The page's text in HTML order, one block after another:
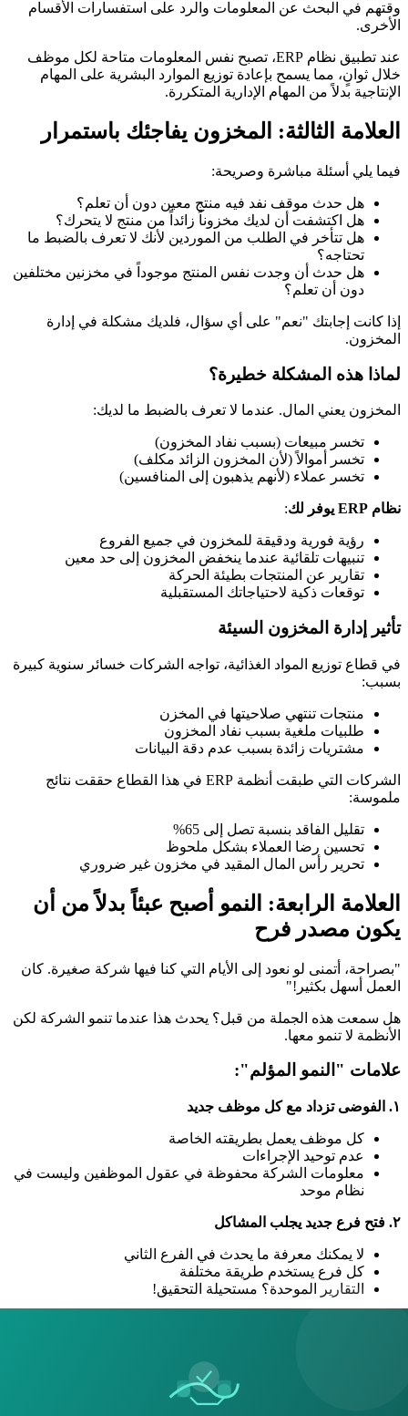
وقتهم في البحث عن المعلومات والرد على استفسارات الأقسام
الأخرى.
عند تطبيق نظام ERP، تصبح نفس المعلومات متاحة لكل موظف
خلال ثوانٍ، مما يسمح بإعادة توزيع الموارد البشرية على المهام
الإنتاجية بدلاً من المهام الإدارية المتكررة.
العلامة الثالثة: المخزون يفاجئك باستمرار
فيما يلي أسئلة مباشرة وصريحة:
هل حدث موقف نفد فيه منتج معين دون أن تعلم؟
هل اكتشفت أن لديك مخزوناً زائداً من منتج لا يتحرك؟
هل تتأخر في الطلب من الموردين لأنك لا تعرف بالضبط ما
تحتاجه؟
هل حدث أن وجدت نفس المنتج موجوداً في مخزنين مختلفين
دون أن تعلم؟
إذا كانت إجابتك "نعم" على أي سؤال، فلديك مشكلة في إدارة
المخزون.
لماذا هذه المشكلة خطيرة؟
المخزون يعني المال. عندما لا تعرف بالضبط ما لديك:
تخسر مبيعات (بسبب نفاد المخزون)
تخسر أموالاً (لأن المخزون الزائد مكلف)
تخسر عملاء (لأنهم يذهبون إلى المنافسين)
نظام ERP يوفر لك :
رؤية فورية ودقيقة للمخزون في جميع الفروع
تنبيهات تلقائية عندما ينخفض المخزون إلى حد معين
تقارير عن المنتجات بطيئة الحركة
توقعات ذكية لاحتياجاتك المستقبلية
تأثير إدارة المخزون السيئة
في قطاع توزيع المواد الغذائية، تواجه الشركات خسائر سنوية كبيرة
بسبب:
منتجات تنتهي صلاحيتها في المخزن
طلبيات ملغية بسبب نفاد المخزون
مشتريات زائدة بسبب عدم دقة البيانات
الشركات التي طبقت أنظمة ERP في هذا القطاع حققت نتائج
ملموسة:
تقليل الفاقد بنسبة تصل إلى 65%
تحسين رضا العملاء بشكل ملحوظ
تحرير رأس المال المقيد في مخزون غير ضروري
العلامة الرابعة: النمو أصبح عبئاً بدلاً من أن
يكون مصدر فرح
"بصراحة، أتمنى لو نعود إلى الأيام التي كنا فيها شركة صغيرة. كان
العمل أسهل بكثير!"
هل سمعت هذه الجملة من قبل؟ يحدث هذا عندما تنمو الشركة لكن
الأنظمة لا تنمو معها.
علامات "النمو المؤلم":
١. الفوضى تزداد مع كل موظف جديد
كل موظف يعمل بطريقته الخاصة
عدم توحيد الإجراءات
معلومات الشركة محفوظة في عقول الموظفين وليست في
نظام موحد
٢. فتح فرع جديد يجلب المشاكل
لا يمكنك معرفة ما يحدث في الفرع الثاني
كل فرع يستخدم طريقة مختلفة
التقارير الموحدة؟ مستحيلة التحقيق!
موظفون تحت ضغط عمل كبير